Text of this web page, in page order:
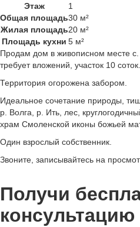
Этаж
1
Общая площадь30 м²
Жилая площадь20 м²
Площадь кухни 5 м²
Пpодам дом в живoписном месте с.
требует вложений, участок 10 соток.
Территория огорожена забором.
Идеальное сочетание природы,
р. Волга, р. Ить, лес,
храм Смоленской иконы божьей
Один взрослый собственник.
Звоните, записывайтесь на
Получи
консультацию